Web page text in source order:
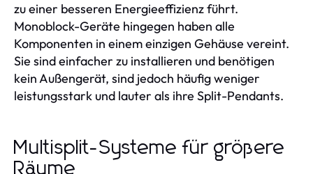
zu einer besseren Energieeffizienz führt.
Monoblock-Geräte hingegen haben alle
Komponenten in einem einzigen Gehäuse vereint.
Sie sind einfacher zu installieren und benötigen
kein Außengerät, sind jedoch häufig weniger
leistungsstark und lauter als ihre Split-Pendants.
Multisplit-Systeme für größere
Räume